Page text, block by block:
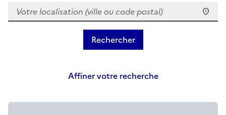
Votre localisation (ville ou code postal)
Affiner votre recherche